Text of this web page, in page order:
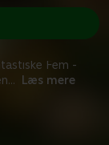
Fem -
... Læs mere